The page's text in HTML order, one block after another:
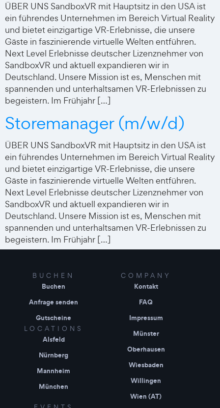
ÜBER UNS SandboxVR mit Hauptsitz in den USA ist
ein führendes Unternehmen im Bereich Virtual Reality
und bietet einzigartige VR-Erlebnisse, die unsere
Gäste in faszinierende virtuelle Welten entführen.
Next Level Erlebnisse deutscher Lizenznehmer von
SandboxVR und aktuell expandieren wir in
Deutschland. Unsere Mission ist es, Menschen mit
spannenden und unterhaltsamen VR-Erlebnissen zu
begeistern. Im Frühjahr […]
Storemanager (m/w/d)
ÜBER UNS SandboxVR mit Hauptsitz in den USA ist
ein führendes Unternehmen im Bereich Virtual Reality
und bietet einzigartige VR-Erlebnisse, die unsere
Gäste in faszinierende virtuelle Welten entführen.
Next Level Erlebnisse deutscher Lizenznehmer von
SandboxVR und aktuell expandieren wir in
Deutschland. Unsere Mission ist es, Menschen mit
spannenden und unterhaltsamen VR-Erlebnissen zu
begeistern. Im Frühjahr […]
BUCHEN
Buchen
Anfrage senden
Gutscheine
COMPANY
Kontakt
FAQ
Impressum
LOCATIONS
Alsfeld
Nürnberg
Mannheim
München
Münster
Oberhausen
Wiesbaden
Willingen
Wien (AT)